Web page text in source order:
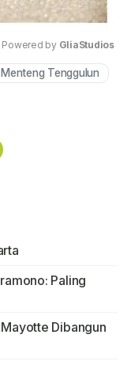
Mute
Powered by GliaStudios
Menteng Tenggulun
Paling
Dibangun